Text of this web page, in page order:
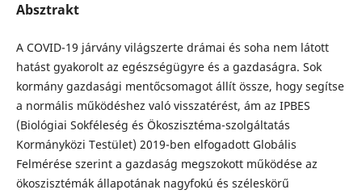
Absztrakt
A COVID-19 járvány világszerte drámai és soha nem látott
hatást gyakorolt az egészségügyre és a gazdaságra. Sok
kormány gazdasági mentőcsomagot állít össze, hogy segítse
a normális működéshez való visszatérést, ám az IPBES
(Biológiai Sokféleség és Ökoszisztéma-szolgáltatás
Kormányközi Testület) 2019-ben elfogadott Globális
Felmérése szerint a gazdaság megszokott működése az
ökoszisztémák állapotának nagyfokú és széleskörű